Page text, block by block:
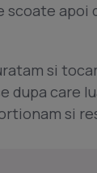
apoi
si
dupa care
si